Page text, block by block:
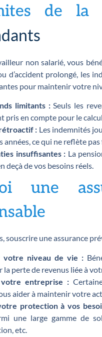
de la
non salarié, vous
d’accident prolongé, les
pour maintenir votre
limitants :Seuls les
pris en compte pour le
: Les indemnités
années, ce qui ne reflète
insuffisantes : La
deçà de vos besoins réels.
une
souscrire une assurance
votre niveau de vie :
la perte de revenus liée à
entreprise :
aider à maintenir votre
protection à vos
une large gamme de
etc.